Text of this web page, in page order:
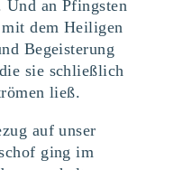
Und an Pfingsten
mit dem Heiligen
Begeisterung
sie schließlich
ließ.
auf unser
ging im